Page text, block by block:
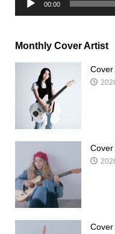
00:00
Monthly Cover Artist
Cover
Cover
Cover